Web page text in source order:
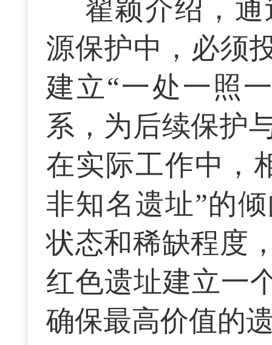
翟颖介绍，
源保护中，必须
建立“一处一照
系，为后续保护
在实际工作中，
非知名遗址”的
状态和稀缺程度
红色遗址建立一
确保最高价值的